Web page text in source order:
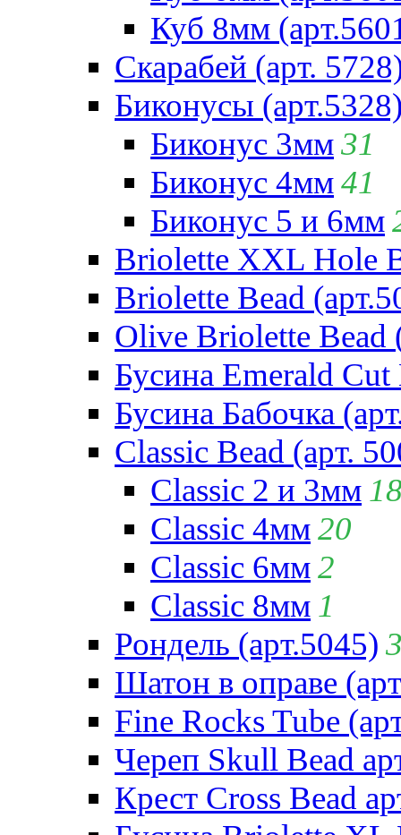
Куб 8мм
Скарабей (арт.
Биконусы
Биконус 3мм31
Биконус 4мм41
Биконус 5 и 6мм
Briolette XXL Hole
Briolette Bead
Olive Briolette Bead
Бусина Emerald Cut
Бусина Бабочка
Classic Bead (арт.
Classic 2 и 3мм
Classic 4мм20
Classic 6мм2
Classic 8мм 1
Рондель (арт.5045)
Шатон в оправе
Fine Rocks Tube
Череп Skull Bead
Крест Cross Bead